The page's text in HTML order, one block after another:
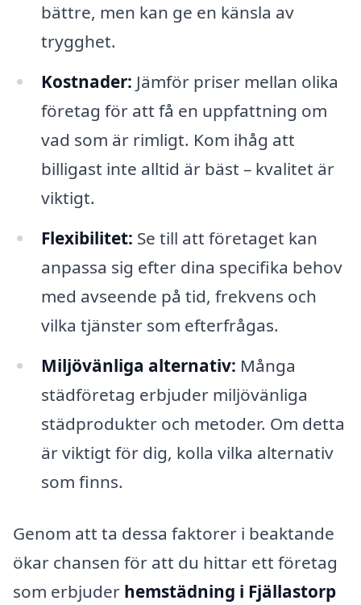
bättre, men kan ge en känsla av
trygghet.
Kostnader: Jämför priser mellan olika
företag för att få en uppfattning om
vad som är rimligt. Kom ihåg att
billigast inte alltid är bäst – kvalitet är
viktigt.
Flexibilitet: Se till att företaget kan
anpassa sig efter dina specifika behov
med avseende på tid, frekvens och
vilka tjänster som efterfrågas.
Miljövänliga alternativ: Många
städföretag erbjuder miljövänliga
städprodukter och metoder. Om detta
är viktigt för dig, kolla vilka alternativ
som finns.
Genom att ta dessa faktorer i beaktande
ökar chansen för att du hittar ett företag
som erbjuder hemstädning i Fjällastorp